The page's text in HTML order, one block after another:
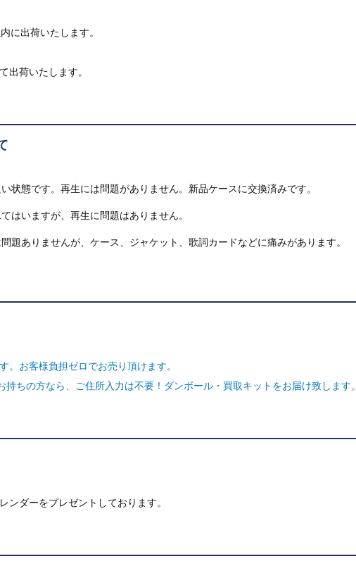
に出荷いたします。
出荷いたします。
状態です。再生には問題がありません。新品ケースに交換済みです。
はいますが、再生に問題はありません。
題ありませんが、ケース、ジャケット、歌詞カードなどに痛みがあります。
。お客様負担ゼロでお売り頂けます。
持ちの方なら、ご住所入力は不要！ダンボール・買取キットをお届け致します。
ンダーをプレゼントしております。